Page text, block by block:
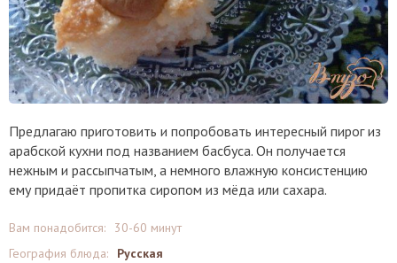
Предлагаю приготовить и попробовать интересный пирог из
арабской кухни под названием басбуса. Он получается
нежным и рассыпчатым, а немного влажную консистенцию
ему придаёт пропитка сиропом из мёда или сахара.
Вам понадобится:
30-60 минут
География блюда:
Русская